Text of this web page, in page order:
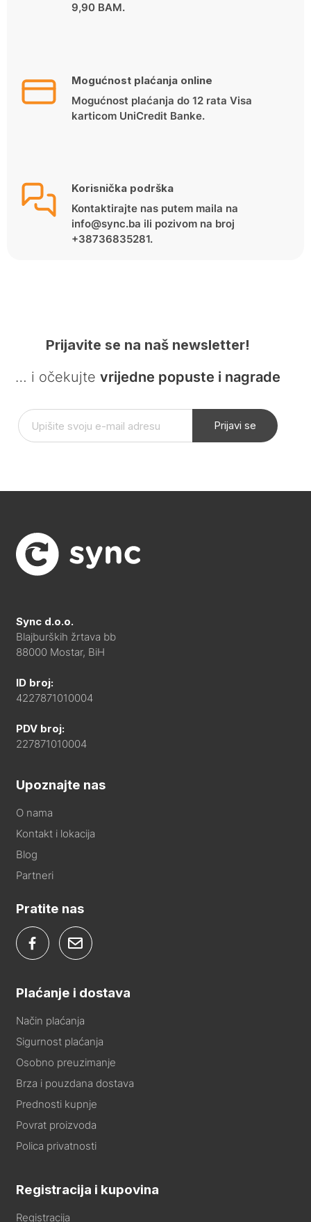
9,90 BAM.
Mogućnost plaćanja online
Mogućnost plaćanja do 12 rata Visa
karticom UniCredit Banke.
Korisnička podrška
Kontaktirajte nas putem maila na
info@sync.ba ili pozivom na broj
+38736835281.
Prijavite se na naš newsletter!
… i očekujte vrijedne popuste i nagrade
Prijavi se
Sync d.o.o.
Blajburških žrtava bb
88000 Mostar, BiH
ID broj:
4227871010004
PDV broj:
227871010004
Upoznajte nas
O nama
Kontakt i lokacija
Blog
Partneri
Pratite nas
Plaćanje i dostava
Način plaćanja
Sigurnost plaćanja
Osobno preuzimanje
Brza i pouzdana dostava
Prednosti kupnje
Povrat proizvoda
Polica privatnosti
Registracija i kupovina
Registracija